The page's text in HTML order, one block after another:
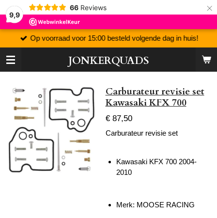
9,9
66 Reviews ×
JONKERQUADS
Op voorraad voor 15:00 besteld volgende dag in huis!
Carburateur revisie set
Kawasaki KFX 700
€ 87,50
Carburateur revisie set
Kawasaki KFX 700 2004-
2010
Merk: MOOSE RACING